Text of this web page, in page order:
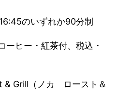
のいずれか90分制
ヒー・紅茶付、税込・
& Grill（ノカ ロースト＆